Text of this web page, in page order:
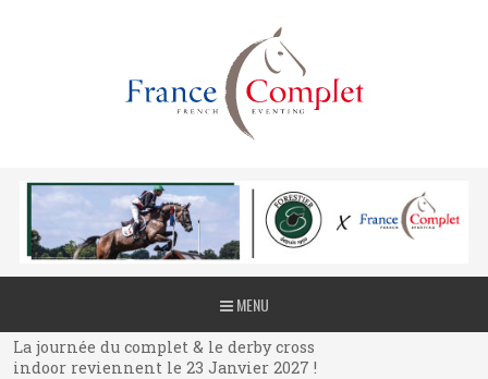
MENU
La journée du complet & le derby cross
indoor reviennent le 23 Janvier 2027 !
La journée du complet & le derby cross
indoor reviennent le 23 Janvier 2027 !